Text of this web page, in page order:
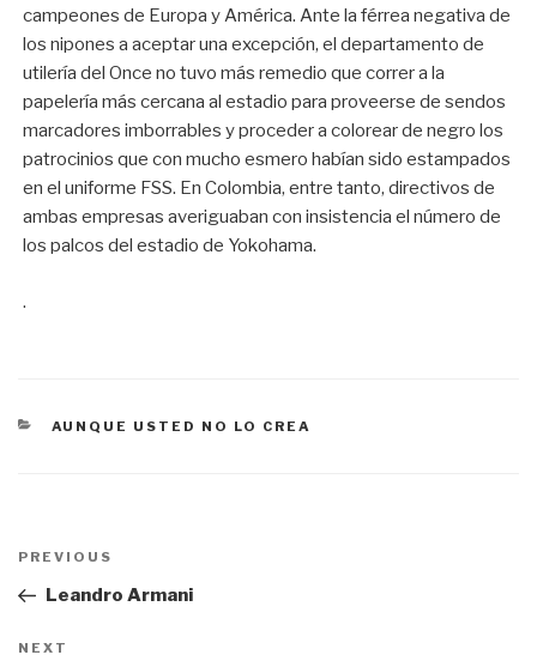
campeones de Europa y América. Ante la férrea negativa de
los nipones a aceptar una excepción, el departamento de
utilería del Once no tuvo más remedio que correr a la
papelería más cercana al estadio para proveerse de sendos
marcadores imborrables y proceder a colorear de negro los
patrocinios que con mucho esmero habían sido estampados
en el uniforme FSS. En Colombia, entre tanto, directivos de
ambas empresas averiguaban con insistencia el número de
los palcos del estadio de Yokohama.
.
CATEGORÍAS
AUNQUE USTED NO LO CREA
Navegación
entradas
Previous
Post
PREVIOUS
Leandro Armani
Next
NEXT